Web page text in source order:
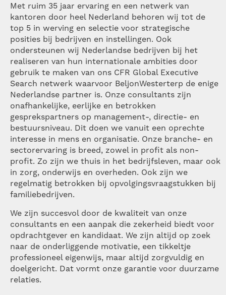
Met ruim 35 jaar ervaring en een netwerk van
kantoren door heel Nederland behoren wij tot de
top 5 in werving en selectie voor strategische
posities bij bedrijven en instellingen. Ook
ondersteunen wij Nederlandse bedrijven bij het
realiseren van hun internationale ambities door
gebruik te maken van ons CFR Global Executive
Search netwerk waarvoor BeljonWesterterp de enige
Nederlandse partner is. Onze consultants zijn
onafhankelijke, eerlijke en betrokken
gesprekspartners op management-, directie- en
bestuursniveau. Dit doen we vanuit een oprechte
interesse in mens en organisatie. Onze branche- en
sectorervaring is breed, zowel in profit als non-
profit. Zo zijn we thuis in het bedrijfsleven, maar ook
in zorg, onderwijs en overheden. Ook zijn we
regelmatig betrokken bij opvolgingsvraagstukken bij
familiebedrijven.
We zijn succesvol door de kwaliteit van onze
consultants en een aanpak die zekerheid biedt voor
opdrachtgever en kandidaat. We zijn altijd op zoek
naar de onderliggende motivatie, een tikkeltje
professioneel eigenwijs, maar altijd zorgvuldig en
doelgericht. Dat vormt onze garantie voor duurzame
relaties.